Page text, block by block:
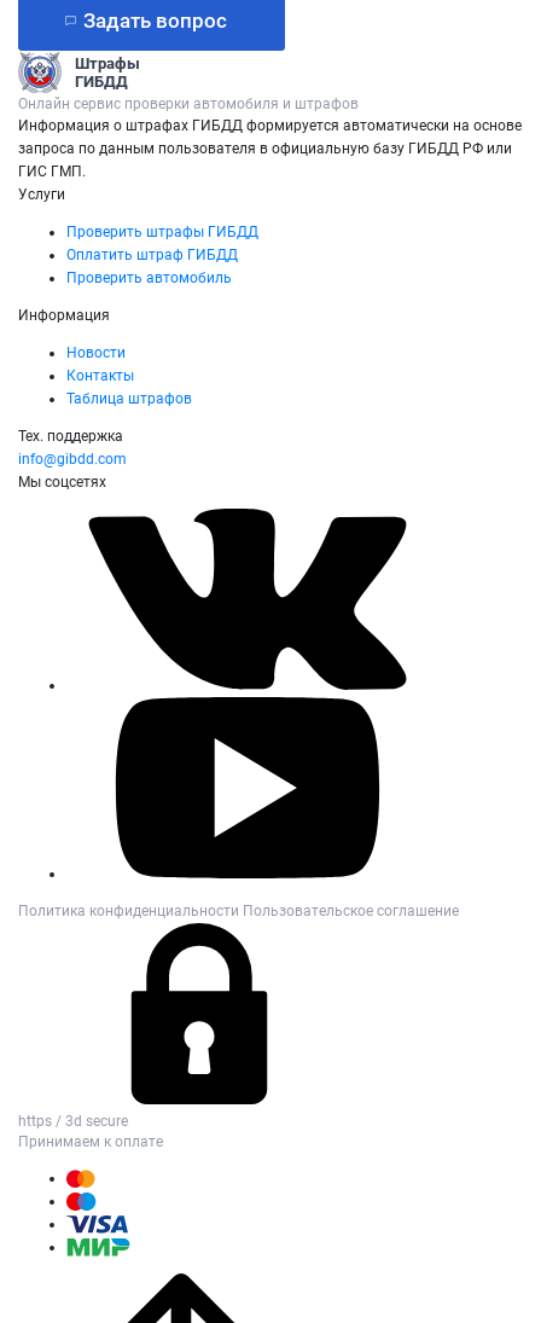
Задать вопрос
Штрафы
ГИБДД
Онлайн сервис проверки автомобиля и штрафов
Информация о штрафах ГИБДД формируется автоматически на основе
запроса по данным пользователя в официальную базу ГИБДД РФ или
ГИС ГМП.
Услуги
Проверить штрафы ГИБДД
Оплатить штраф ГИБДД
Проверить автомобиль
Информация
Новости
Контакты
Таблица штрафов
Тех. поддержка
info@gibdd.com
Мы соцсетях
Политика конфиденциальности Пользовательское соглашение
https / 3d secure
Принимаем к оплате